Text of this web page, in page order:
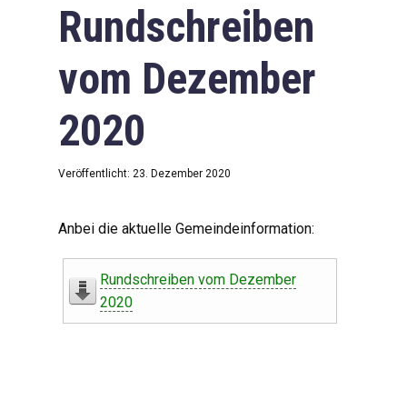
Rundschreiben
vom Dezember
2020
Veröffentlicht: 23. Dezember 2020
Anbei die aktuelle Gemeindeinformation:
Rundschreiben vom Dezember
2020